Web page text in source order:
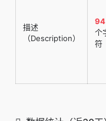
描述
（Description）
94
个
符